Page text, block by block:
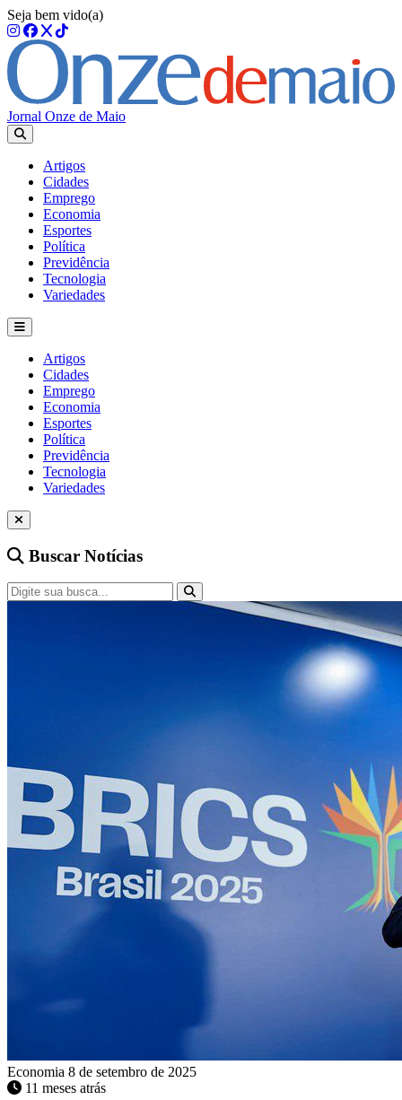
Seja bem vido(a)
Jornal Onze de Maio
Artigos
Cidades
Emprego
Economia
Esportes
Política
Previdência
Tecnologia
Variedades
Artigos
Cidades
Emprego
Economia
Esportes
Política
Previdência
Tecnologia
Variedades
Buscar Notícias
Economia 8 de setembro de 2025
11 meses atrás